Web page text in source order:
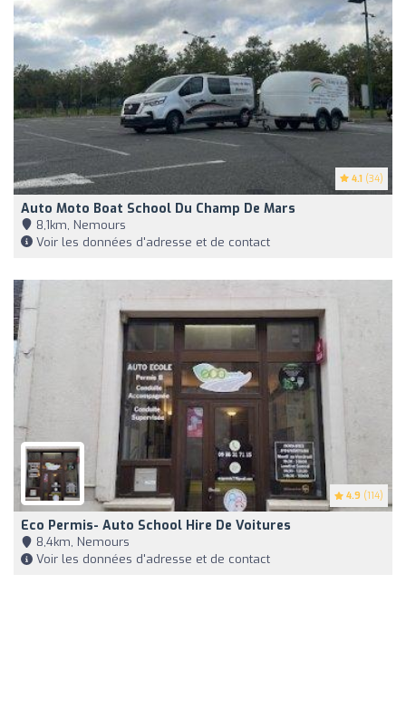
4.1 (34)
Auto Moto Boat School Du Champ De Mars
8,1km, Nemours
Voir les données d'adresse et de contact
4.9 (114)
Eco Permis- Auto School Hire De Voitures
8,4km, Nemours
Voir les données d'adresse et de contact